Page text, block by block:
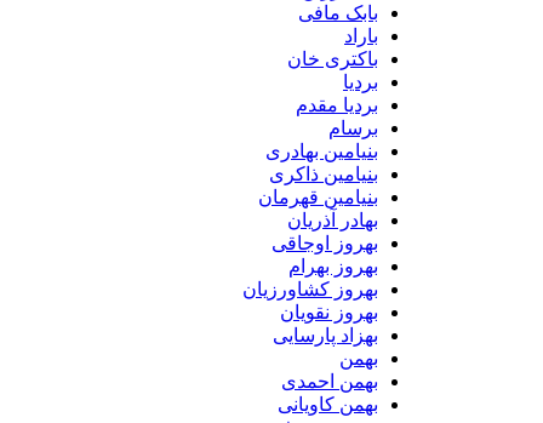
بابک مافی
باراد
باکتری خان
بردیا
بردیا مقدم
برسام
بنیامین بهادری
بنیامین ذاکری
بنیامین قهرمان
بهادر آذریان
بهروز اوجاقی
بهروز بهرام
بهروز کشاورزیان
بهروز نقویان
بهزاد پارسایی
بهمن
بهمن احمدی
بهمن کاویانی